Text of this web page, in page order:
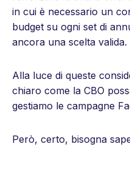
in cui è necessario un
budget su ogni set di
ancora una scelta valida.
Alla luce di queste
chiaro come la CBO
gestiamo le campagne
Però, certo, bisogna